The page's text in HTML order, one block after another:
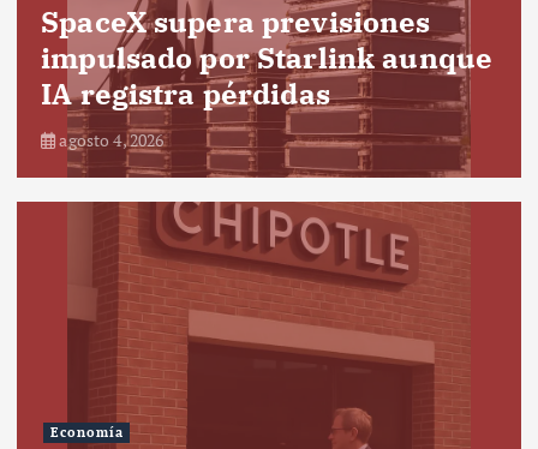
SpaceX supera previsiones
impulsado por Starlink aunque
IA registra pérdidas
agosto 4, 2026
Economía